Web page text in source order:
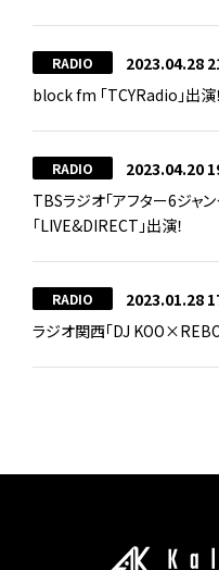
RADIO 2023.04.28
block fm 「TCYRadio」出演！
RADIO 2023.04.20
TBSラジオ「アフター6ジャ
「LIVE&DIRECT」出演！
RADIO 2023.01.28
ラジオ関西「DJ